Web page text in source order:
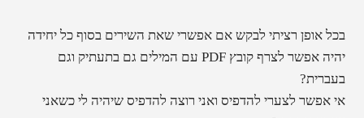
בכל אופן רציתי לבקש אם אפשרי שאת השירים בסוף כל יחידה
יהיה אפשר לצרף קובץ PDF עם המילים גם בתעתיק וגם
בעברית?
אי אפשר לצערי להדפיס ואני רוצה להדפיס שיהיה לי כשאני